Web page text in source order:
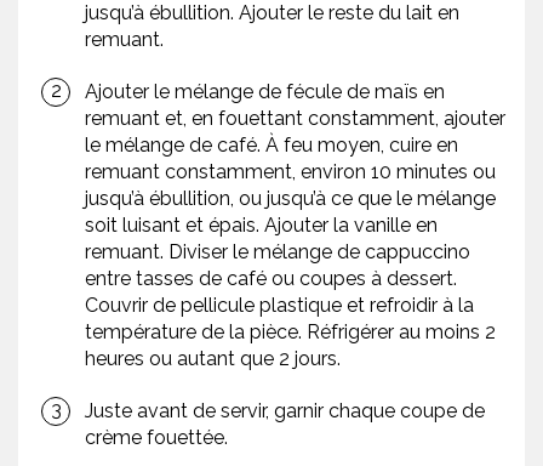
jusqu’à ébullition. Ajouter le reste du lait en
remuant.
Ajouter le mélange de fécule de maïs en
remuant et, en fouettant constamment, ajouter
le mélange de café. À feu moyen, cuire en
remuant constamment, environ 10 minutes ou
jusqu’à ébullition, ou jusqu’à ce que le mélange
soit luisant et épais. Ajouter la vanille en
remuant. Diviser le mélange de cappuccino
entre tasses de café ou coupes à dessert.
Couvrir de pellicule plastique et refroidir à la
température de la pièce. Réfrigérer au moins 2
heures ou autant que 2 jours.
Juste avant de servir, garnir chaque coupe de
crème fouettée.